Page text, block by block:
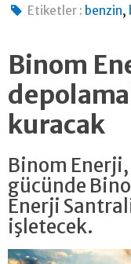
Etiketler : benzin,
Binom
kuracak
Binom Enerji,
gücünde
Enerji
işletecek.